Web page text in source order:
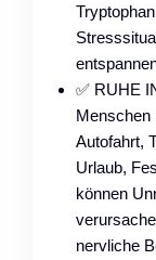
✅ RUHE
Menschen
Autofahrt,
Urlaub,
können
nervliche